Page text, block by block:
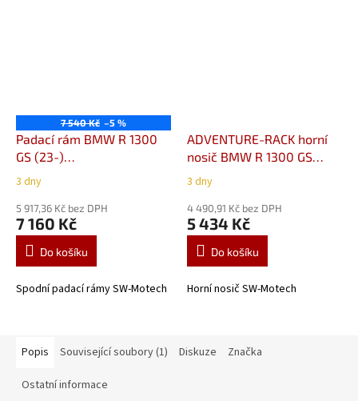
7 540 Kč –5 %
Padací rám BMW R 1300
GS (23-)
SBL.07.975.10000/B
3 dny
5 917,36 Kč bez DPH
7 160 Kč
Do košíku
Spodní padací rámy SW-Motech
ADVENTURE-RACK horní
nosič BMW R 1300 GS
(23-) GPT.07.975.19003/B
3 dny
4 490,91 Kč bez DPH
5 434 Kč
Do košíku
Horní nosič SW-Motech
Popis Související soubory (1) Diskuze Značka
Ostatní informace